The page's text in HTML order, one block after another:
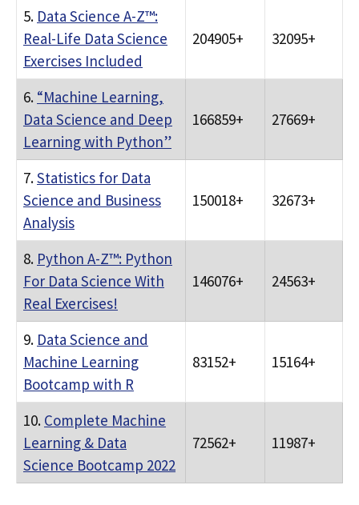
5. Data Science A-Z™:
Real-Life Data Science
Exercises Included
204905+ 32095+
6. “Machine Learning,
Data Science and Deep
Learning with Python”
166859+ 27669+
7.Statistics for Data
Science and Business
Analysis
150018+ 32673+
8. Python A-Z™: Python
For Data Science With
Real Exercises!
146076+ 24563+
9. Data Science and
Machine Learning
Bootcamp with R
83152+ 15164+
10. Complete Machine
Learning & Data
Science Bootcamp 2022
72562+ 11987+